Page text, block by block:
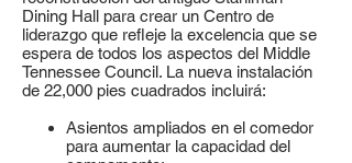
Dining Hall para crear un Centro de
liderazgo que refleje la excelencia que se
espera de todos los aspectos del Middle
Tennessee Council. La nueva instalación
de 22,000 pies cuadrados incluirá:
Asientos ampliados en el comedor
para aumentar la capacidad del